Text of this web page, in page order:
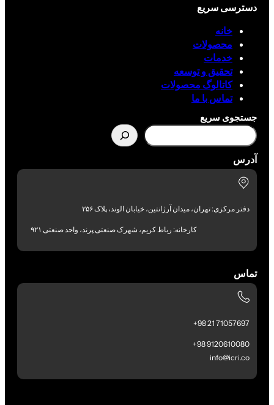
دسترسی سریع
خانه
محصولات
خدمات
تحقیق و توسعه
کاتالوگ محصولات
تماس با ما
جستجوی سریع
آدرس
دفتر مرکزی: تهران، میدان آرژانتین، خیابان الوند، پلاک ۲۵۶
کارخانه: رباط کریم، شهرک صنعتی پرند، واحد صنعتی ۹۲۱
تماس
71057697 21 98+
9120610080 98+
info@icri.co